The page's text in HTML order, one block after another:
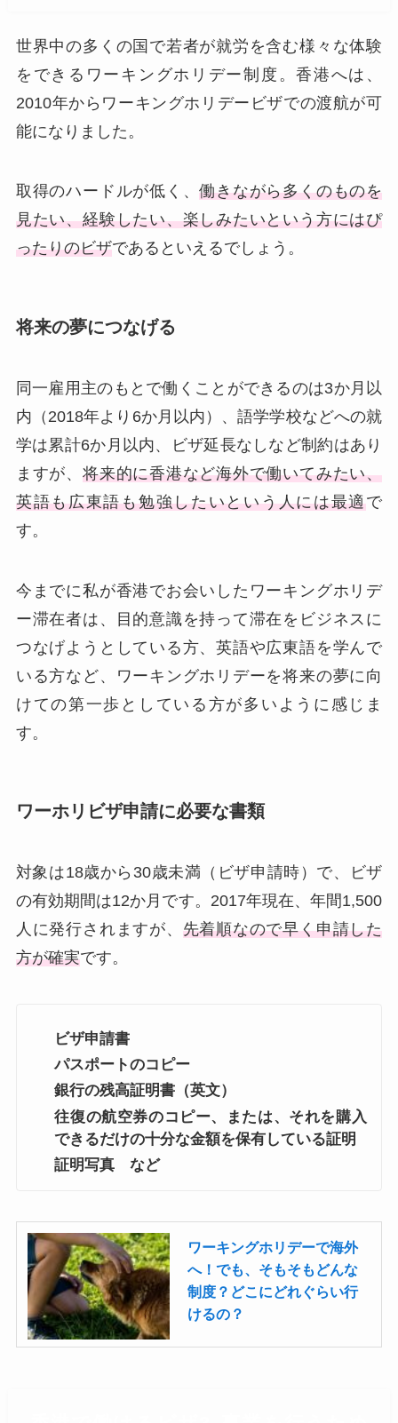
世界中の多くの国で若者が就労を含む様々な体験
をできるワーキングホリデー制度。香港へは、
2010年からワーキングホリデービザでの渡航が可
能になりました。
取得のハードルが低く、働きながら多くのものを
見たい、経験したい、楽しみたいという方にはぴ
ったりのビザであるといえるでしょう。
将来の夢につなげる
同一雇用主のもとで働くことができるのは3か月以
内（2018年より6か月以内）、語学学校などへの就
学は累計6か月以内、ビザ延長なしなど制約はあり
ますが、 将来的に香港など海外で働いてみたい、
英語も広東語も勉強したいという人には最適で
す。
今までに私が香港でお会いしたワーキングホリデ
ー滞在者は、目的意識を持って滞在をビジネスに
つなげようとしている方、英語や広東語を学んで
いる方など、ワーキングホリデーを将来の夢に向
けての第一歩としている方が多いように感じま
す。
ワーホリビザ申請に必要な書類
対象は18歳から30歳未満（ビザ申請時）で、ビザ
の有効期間は12か月です。2017年現在、年間1,500
人に発行されますが、 先着順なので早く申請した
方が確実です。
ビザ申請書
パスポートのコピー
銀行の残高証明書（英文）
往復の航空券のコピー、または、それを購入
できるだけの十分な金額を保有している証明
証明写真 など
ワーキングホリデーで海外
へ！でも、そもそもどんな
制度？どこにどれぐらい行
けるの？